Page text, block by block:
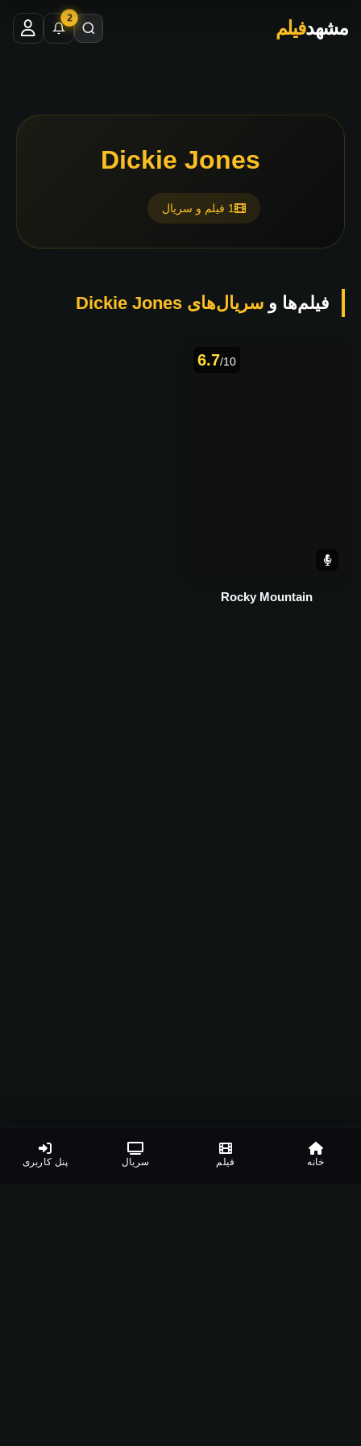
مشهدفیلم 2
Dickie Jones
1 فیلم و سریال
فیلم‌ها و سریال‌های Dickie Jones
6.7/10
Rocky Mountain
خانه فیلم سریال پنل کاربری